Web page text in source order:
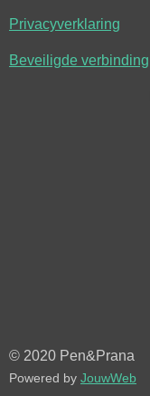
Privacyverklaring
Beveiligde verbinding
© 2020 Pen&Prana
Powered by JouwWeb